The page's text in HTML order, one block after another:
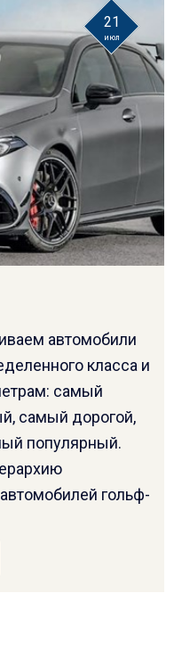
21
июл
автомобили
класса и
самый
самый дорогой,
популярный.
гольф-